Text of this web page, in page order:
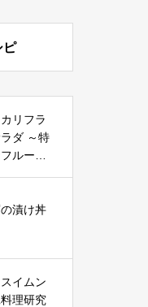
ピ
リフラ
ダ ～特
ルーツ
漬け丼
イムン
理研究